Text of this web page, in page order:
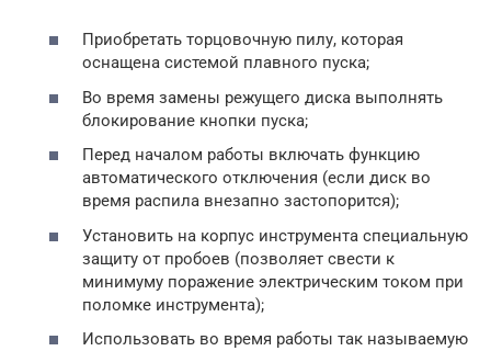
Приобретать торцовочную пилу, которая
оснащена системой плавного пуска;
Во время замены режущего диска выполнять
блокирование кнопки пуска;
Перед началом работы включать функцию
автоматического отключения (если диск во
время распила внезапно застопорится);
Установить на корпус инструмента специальную
защиту от пробоев (позволяет свести к
минимуму поражение электрическим током при
поломке инструмента);
Использовать во время работы так называемую